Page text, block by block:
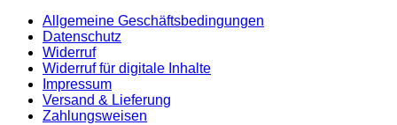
Allgemeine Geschäftsbedingungen
Datenschutz
Widerruf
Widerruf für digitale Inhalte
Impressum
Versand & Lieferung
Zahlungsweisen